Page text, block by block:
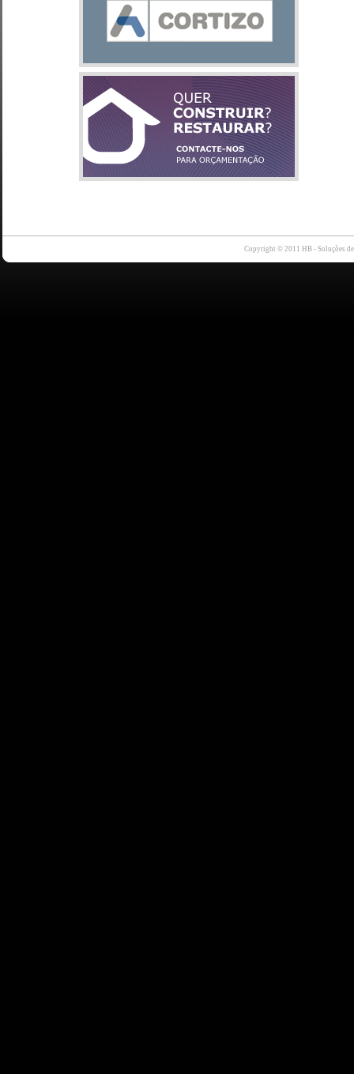
Copyright © 2011 HB - Soluções